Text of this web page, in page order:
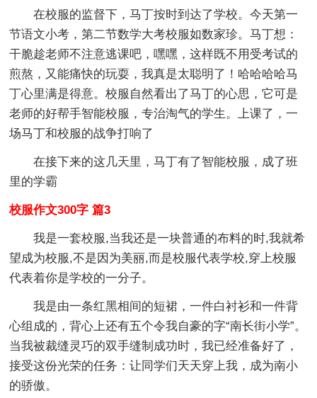
在校服的监督下，马丁按时到达了学校。今天第一
节语文小考，第二节数学大考校服如数家珍。马丁想：
干脆趁老师不注意逃课吧，嘿嘿，这样既不用受考试的
煎熬，又能痛快的玩耍，我真是太聪明了！哈哈哈哈马
丁心里满是得意。校服自然看出了马丁的心思，它可是
老师的好帮手智能校服，专治淘气的学生。上课了，一
场马丁和校服的战争打响了
在接下来的这几天里，马丁有了智能校服，成了班
里的学霸
校服作文300字 篇3
我是一套校服,当我还是一块普通的布料的时,我就希
望成为校服,不是因为美丽,而是校服代表学校,穿上校服
代表着你是学校的一分子。
我是由一条红黑相间的短裙，一件白衬衫和一件背
心组成的，背心上还有五个令我自豪的字“南长街小学”。
当我被裁缝灵巧的双手缝制成功时，我已经准备好了，
接受这份光荣的任务：让同学们天天穿上我，成为南小
的骄傲。